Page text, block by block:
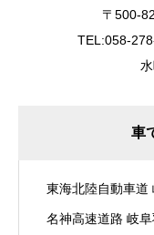
〒500-
TEL:058-
車
東海北陸自動車道
名神高速道路 岐